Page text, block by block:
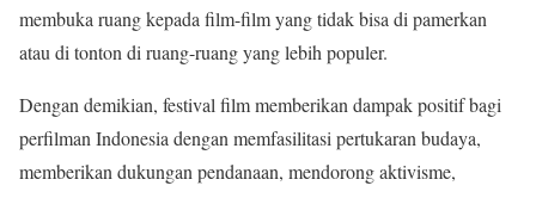
membuka ruang kepada film-film yang tidak bisa di pamerkan
atau di tonton di ruang-ruang yang lebih populer.
Dengan demikian, festival film memberikan dampak positif bagi
perfilman Indonesia dengan memfasilitasi pertukaran budaya,
memberikan dukungan pendanaan, mendorong aktivisme,